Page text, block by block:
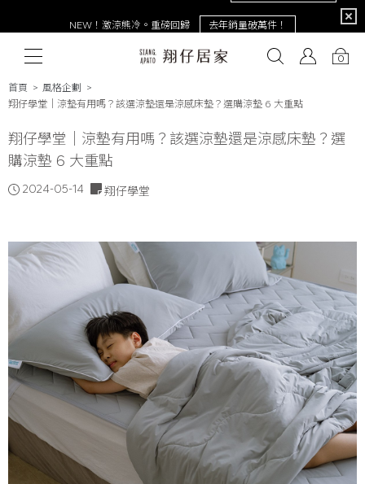
去年銷量破萬件！
0
# 保潔墊 # 涼被 # 涼墊 # 素色 # 天絲 # 純棉 #
首頁
風格企劃
翔仔學堂│涼墊有用嗎？該選涼墊還是涼感床墊？選購涼墊 6 大重點
翔仔學堂│涼墊有用嗎？該選涼墊還是涼感床墊？選
購涼墊 6 大重點
2024-05-14 翔仔學堂